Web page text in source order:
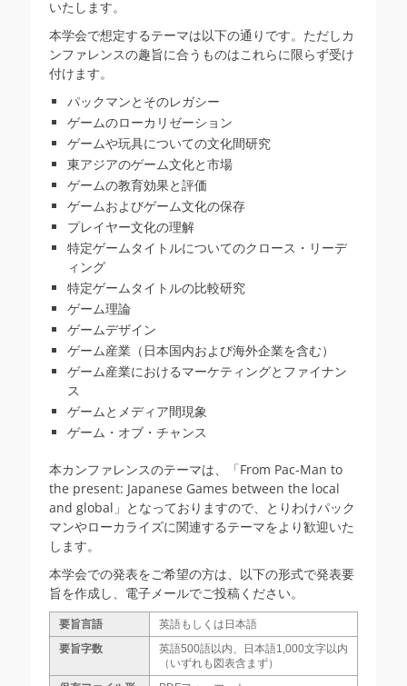
いたします。
本学会で想定するテーマは以下の通りです。ただしカ
ンファレンスの趣旨に合うものはこれらに限らず受け
付けます。
パックマンとそのレガシー
ゲームのローカリゼーション
ゲームや玩具についての文化間研究
東アジアのゲーム文化と市場
ゲームの教育効果と評価
ゲームおよびゲーム文化の保存
プレイヤー文化の理解
特定ゲームタイトルについてのクロース・リーデ
ィング
特定ゲームタイトルの比較研究
ゲーム理論
ゲームデザイン
ゲーム産業（日本国内および海外企業を含む）
ゲーム産業におけるマーケティングとファイナン
ス
ゲームとメディア間現象
ゲーム・オブ・チャンス
本カンファレンスのテーマは、「From Pac-Man to
the present: Japanese Games between the local
and global」となっておりますので、とりわけパック
マンやローカライズに関連するテーマをより歓迎いた
します。
本学会での発表をご希望の方は、以下の形式で発表要
旨を作成し、電子メールでご投稿ください。
要旨言語
英語もしくは日本語
要旨字数
英語500語以内、日本語1,000文字以内
（いずれも図表含まず）